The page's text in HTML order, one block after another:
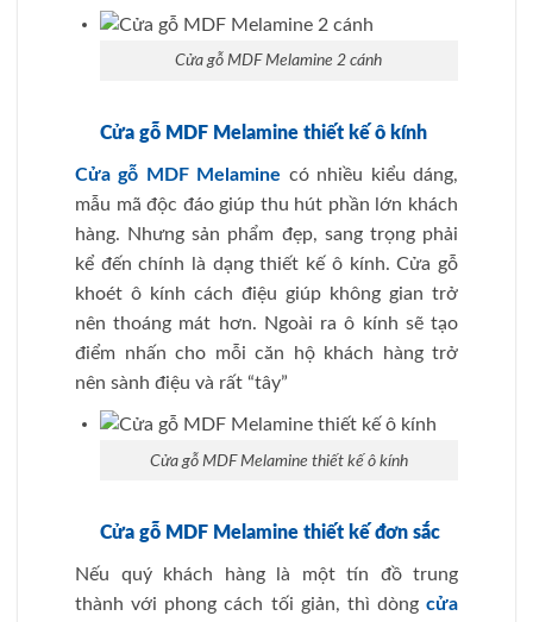
Cửa gỗ MDF Melamine 2 cánh
Cửa gỗ MDF Melamine thiết kế ô kính
Cửa gỗ MDF Melamine có nhiều kiểu dáng,
mẫu mã độc đáo giúp thu hút phần lớn khách
hàng. Nhưng sản phẩm đẹp, sang trọng phải
kể đến chính là dạng thiết kế ô kính. Cửa gỗ
khoét ô kính cách điệu giúp không gian trở
nên thoáng mát hơn. Ngoài ra ô kính sẽ tạo
điểm nhấn cho mỗi căn hộ khách hàng trở
nên sành điệu và rất “tây”
Cửa gỗ MDF Melamine thiết kế ô kính
Cửa gỗ MDF Melamine thiết kế đơn sắc
Nếu quý khách hàng là một tín đồ trung
thành với phong cách tối giản, thì dòng cửa